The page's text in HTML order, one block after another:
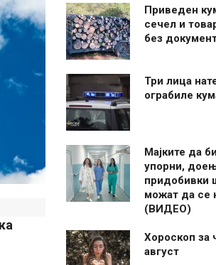
Приведен
сечел и
без
Три лица
ограбиле
Мајките да
упорни,
придобивки
можат да се
(ВИДЕО)
Хороскоп за
август